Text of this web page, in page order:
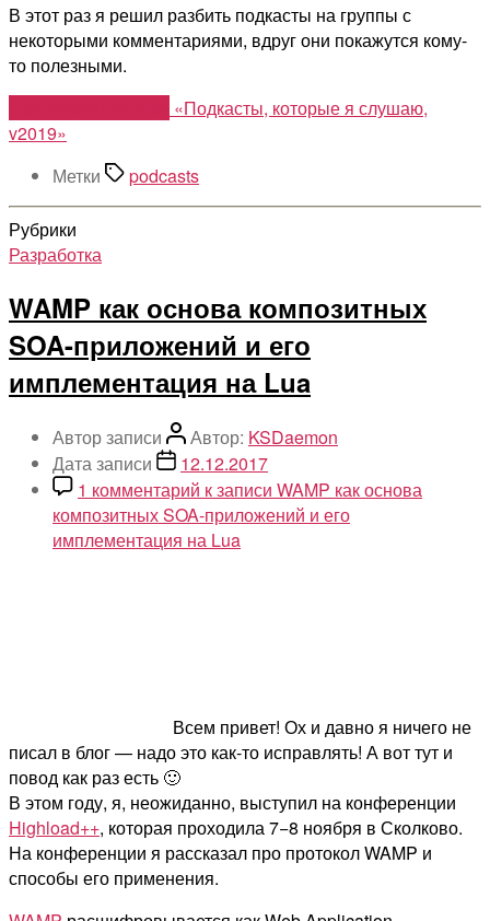
В этот раз я решил разбить подкасты на группы с
некоторыми комментариями, вдруг они покажутся кому-
то полезными.
«Подкасты, которые я слушаю,
v2019»
Метки
podcasts
Рубрики
Разработка
WAMP как основа композитных
SOA-приложений и его
имплементация на Lua
Автор записи Автор: KSDaemon
Дата записи
12.12.2017
1 комментарий к записи WAMP как основа
композитных SOA-приложений и его
имплементация на Lua
Всем привет! Ох и давно я ничего не
писал в блог — надо это как-то исправлять! А вот тут и
повод как раз есть 🙂
В этом году, я, неожиданно, выступил на конференции
Highload++, которая проходила 7−8 ноября в Сколково.
На конференции я рассказал про протокол WAMP и
способы его применения.